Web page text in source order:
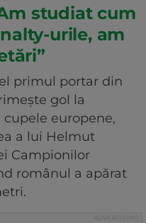
studiat cum
urile, am
primul portar din
gol la
europene,
a lui Helmut
Campionilor
românul a apărat